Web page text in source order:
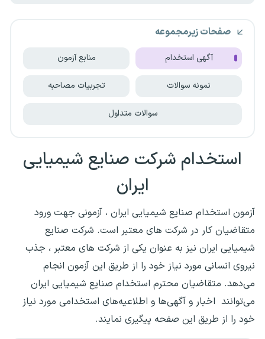
صفحات زیرمجموعه
آگهی استخدام منابع آزمون
نمونه سوالات تجربیات مصاحبه
سوالات متداول
استخدام شرکت صنایع شیمیایی
ایران
آزمون استخدام صنایع شیمیایی ایران ، آزمونی جهت ورود
متقاضیان کار در شرکت های معتبر است. شرکت صنایع
شیمیایی ایران نیز به عنوان یکی از شرکت های معتبر ، جذب
نیروی انسانی مورد نیاز خود را از طریق این آزمون انجام
می‌دهد. متقاضیان محترم استخدام صنایع شیمیایی ایران
می‌توانند اخبار و آگهی‌ها و اطلاعیه‌های استخدامی مورد نیاز
خود را از طریق این صفحه پیگیری نمایند.